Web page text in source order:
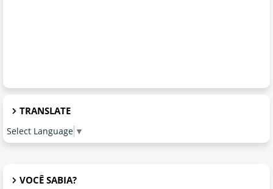
TRANSLATE
Select Language ▼
VOCÊ SABIA?